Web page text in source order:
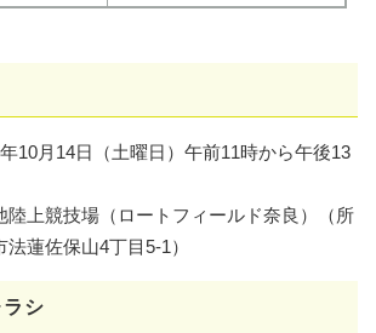
10月14日（土曜日）午前11時から午後13
陸上競技場（ロートフィールド奈良）（所
蓮佐保山4丁目5‐1）
シ